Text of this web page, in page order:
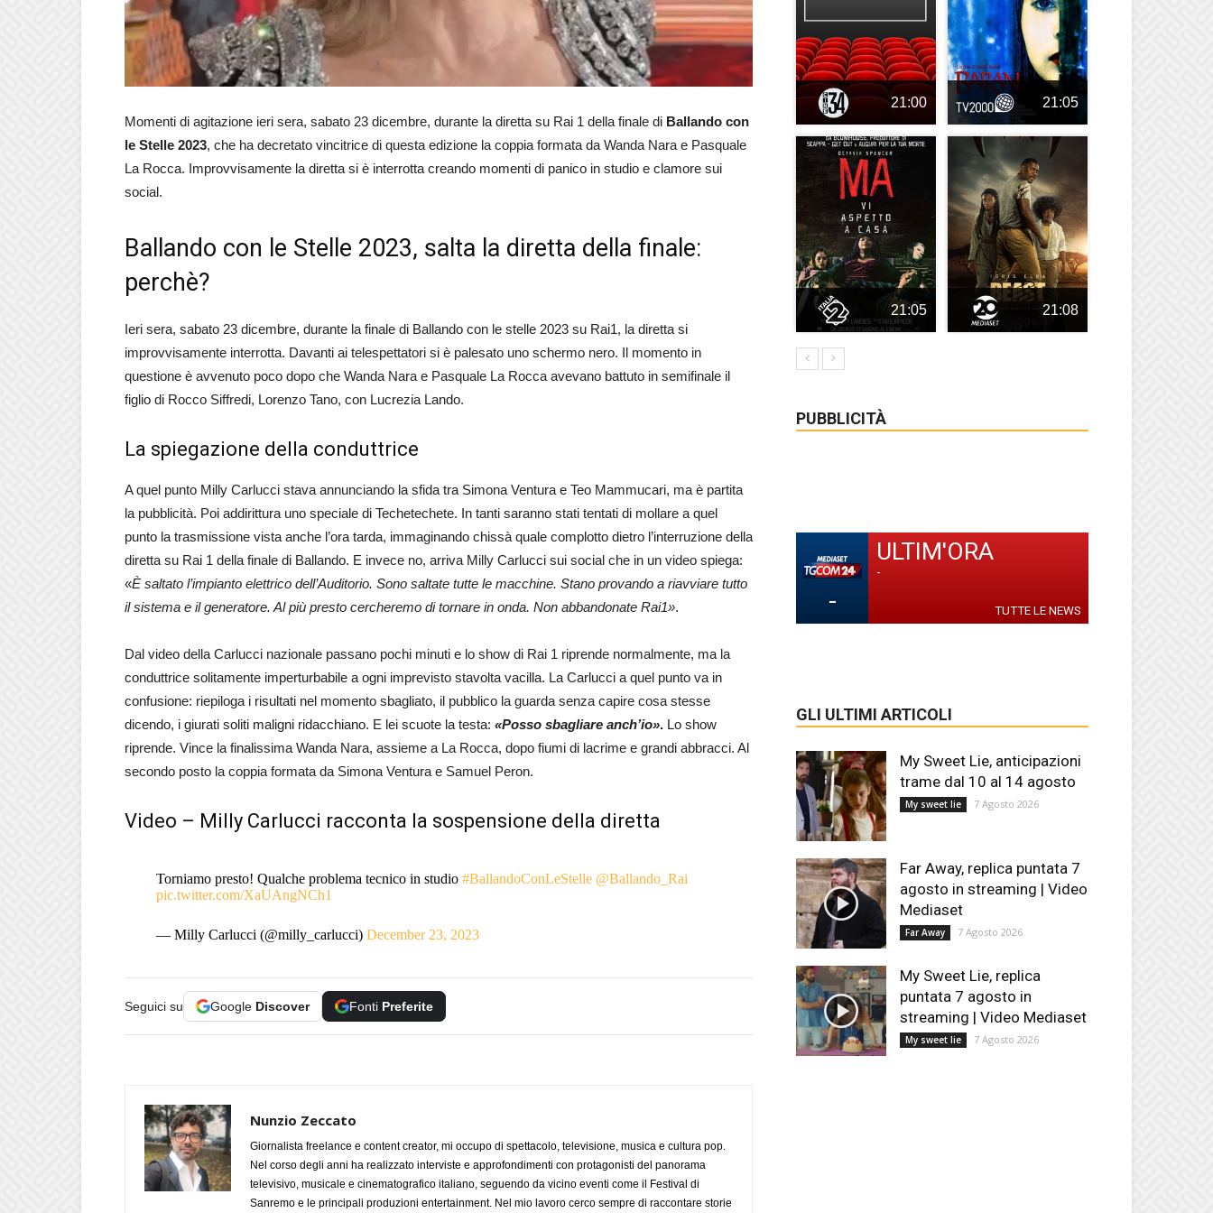
Momenti di agitazione ieri sera, sabato 23 dicembre, durante la diretta su Rai 1 della finale di Ballando con
le Stelle 2023, che ha decretato vincitrice di questa edizione la coppia formata da Wanda Nara e Pasquale
La Rocca. Improvvisamente la diretta si è interrotta creando momenti di panico in studio e clamore sui
social.
Ballando con le Stelle 2023, salta la diretta della finale:
perchè?
Ieri sera, sabato 23 dicembre, durante la finale di Ballando con le stelle 2023 su Rai1, la diretta si
improvvisamente interrotta. Davanti ai telespettatori si è palesato uno schermo nero. Il momento in
questione è avvenuto poco dopo che Wanda Nara e Pasquale La Rocca avevano battuto in semifinale il
figlio di Rocco Siffredi, Lorenzo Tano, con Lucrezia Lando.
La spiegazione della conduttrice
A quel punto Milly Carlucci stava annunciando la sfida tra Simona Ventura e Teo Mammucari, ma è partita
la pubblicità. Poi addirittura uno speciale di Techetechete. In tanti saranno stati tentati di mollare a quel
punto la trasmissione vista anche l’ora tarda, immaginando chissà quale complotto dietro l’interruzione della
diretta su Rai 1 della finale di Ballando. E invece no, arriva Milly Carlucci sui social che in un video spiega:
«È saltato l’impianto elettrico dell’Auditorio. Sono saltate tutte le macchine. Stano provando a riavviare tutto
il sistema e il generatore. Al più presto cercheremo di tornare in onda. Non abbandonate Rai1».
Dal video della Carlucci nazionale passano pochi minuti e lo show di Rai 1 riprende normalmente, ma la
conduttrice solitamente imperturbabile a ogni imprevisto stavolta vacilla. La Carlucci a quel punto va in
confusione: riepiloga i risultati nel momento sbagliato, il pubblico la guarda senza capire cosa stesse
dicendo, i giurati soliti maligni ridacchiano. E lei scuote la testa: «Posso sbagliare anch’io». Lo show
riprende. Vince la finalissima Wanda Nara, assieme a La Rocca, dopo fiumi di lacrime e grandi abbracci. Al
secondo posto la coppia formata da Simona Ventura e Samuel Peron.
Video – Milly Carlucci racconta la sospensione della diretta
Torniamo presto! Qualche problema tecnico in studio #BallandoConLeStelle @Ballando_Rai
pic.twitter.com/XaUAngNCh1
— Milly Carlucci (@milly_carlucci) December 23, 2023
Seguici su Google Discover Fonti Preferite
Nunzio Zeccato
Giornalista freelance e content creator, mi occupo di spettacolo, televisione, musica e cultura pop.
Nel corso degli anni ha realizzato interviste e approfondimenti con protagonisti del panorama
televisivo, musicale e cinematografico italiano, seguendo da vicino eventi come il Festival di
Sanremo e le principali produzioni entertainment. Nel mio lavoro cerco sempre di raccontare storie
21:00 21:05
21:05 21:08
PUBBLICITÀ
-
ULTIM'ORA
-
TUTTE LE NEWS
GLI ULTIMI ARTICOLI
My Sweet Lie, anticipazioni
trame dal 10 al 14 agosto
My sweet lie 7 Agosto 2026
Far Away, replica puntata 7
agosto in streaming | Video
Mediaset
Far Away 7 Agosto 2026
My Sweet Lie, replica
puntata 7 agosto in
streaming | Video Mediaset
My sweet lie 7 Agosto 2026